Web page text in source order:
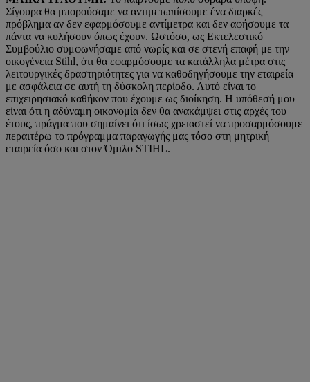
Σίγουρα θα μπορούσαμε να αντιμετωπίσουμε ένα διαρκές
πρόβλημα αν δεν εφαρμόσουμε αντίμετρα και δεν αφήσουμε τα
πάντα να κυλήσουν όπως έχουν. Ωστόσο, ως Εκτελεστικό
Συμβούλιο συμφωνήσαμε από νωρίς και σε στενή επαφή με την
οικογένεια Stihl, ότι θα εφαρμόσουμε τα κατάλληλα μέτρα στις
λειτουργικές δραστηριότητες για να καθοδηγήσουμε την εταιρεία
με ασφάλεια σε αυτή τη δύσκολη περίοδο. Αυτό είναι το
επιχειρησιακό καθήκον που έχουμε ως διοίκηση. Η υπόθεσή μου
είναι ότι η αδύναμη οικονομία δεν θα ανακάμψει στις αρχές του
έτους, πράγμα που σημαίνει ότι ίσως χρειαστεί να προσαρμόσουμε
περαιτέρω το πρόγραμμα παραγωγής μας τόσο στη μητρική
εταιρεία όσο και στον Όμιλο STIHL.